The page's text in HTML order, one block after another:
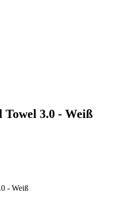
3.0 - Weiß